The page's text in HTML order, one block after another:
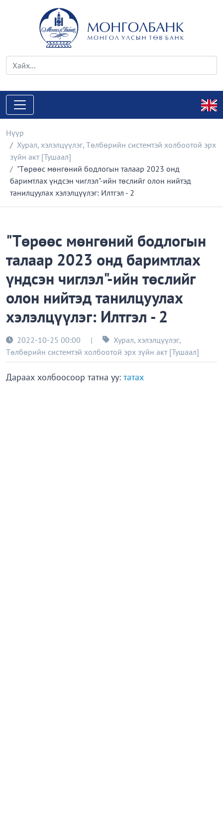
Нүүр
Хурал, хэлэлцүүлэг, Төлбөрийн системтэй холбоотой эрх
зүйн акт [Тушаал]
"Төрөөс мөнгөний бодлогын талаар 2023 онд
баримтлах үндсэн чиглэл"-ийн төслийг олон нийтэд
танилцуулах хэлэлцүүлэг: Илтгэл - 2
"Төрөөс мөнгөний бодлогын
талаар 2023 онд баримтлах
үндсэн чиглэл"-ийн төслийг
олон нийтэд танилцуулах
хэлэлцүүлэг: Илтгэл - 2
2022-10-25 00:00 | Хурал, хэлэлцүүлэг,
Төлбөрийн системтэй холбоотой эрх зүйн акт [Тушаал]
Дараах холбоосоор татна уу: татах